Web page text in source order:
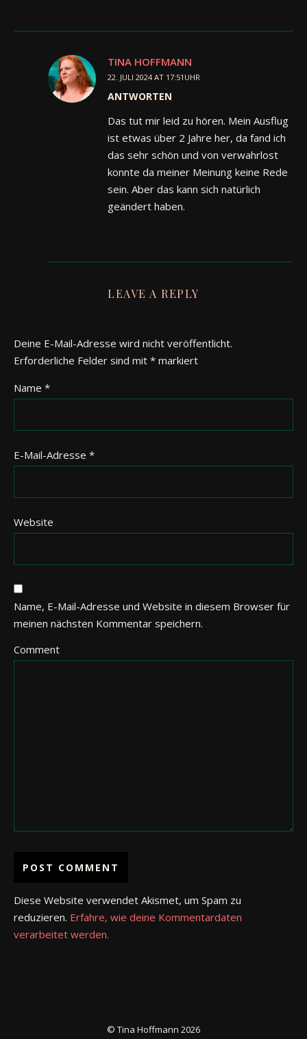
TINA HOFFMANN
22. JULI 2024 AT 17:51UHR
ANTWORTEN
Das tut mir leid zu hören. Mein Ausflug
ist etwas über 2 Jahre her, da fand ich
das sehr schön und von verwahrlost
konnte da meiner Meinung keine Rede
sein. Aber das kann sich natürlich
geändert haben.
LEAVE A REPLY
Deine E-Mail-Adresse wird nicht veröffentlicht.
Erforderliche Felder sind mit * markiert
Name *
E-Mail-Adresse *
Website
Name, E-Mail-Adresse und Website in diesem Browser für
meinen nächsten Kommentar speichern.
Comment
Diese Website verwendet Akismet, um Spam zu
reduzieren. Erfahre, wie deine Kommentardaten
verarbeitet werden.
© Tina Hoffmann 2026